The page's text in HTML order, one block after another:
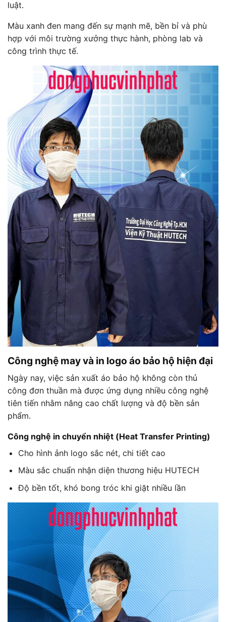
luật.
Màu xanh đen mang đến sự mạnh mẽ, bền bỉ và phù
hợp với môi trường xưởng thực hành, phòng lab và
công trình thực tế.
Công nghệ may và in logo áo bảo hộ hiện đại
Ngày nay, việc sản xuất áo bảo hộ không còn thủ
công đơn thuần mà được ứng dụng nhiều công nghệ
tiên tiến nhằm nâng cao chất lượng và độ bền sản
phẩm.
Công nghệ in chuyển nhiệt (Heat Transfer Printing)
Cho hình ảnh logo sắc nét, chi tiết cao
Màu sắc chuẩn nhận diện thương hiệu HUTECH
Độ bền tốt, khó bong tróc khi giặt nhiều lần